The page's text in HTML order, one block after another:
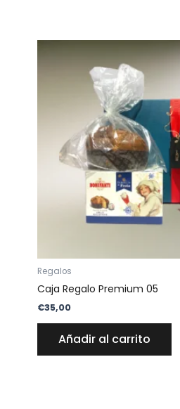
Regalos
Caja Regalo Premium 05
€35,00
Añadir al carrito